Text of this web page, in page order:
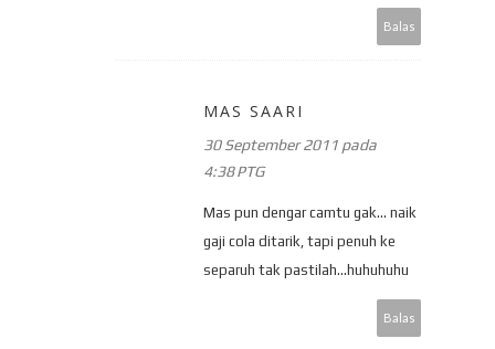
Balas
MAS SAARI
30 September 2011 pada
4:38 PTG
Mas pun dengar camtu gak... naik
gaji cola ditarik, tapi penuh ke
separuh tak pastilah...huhuhuhu
Balas